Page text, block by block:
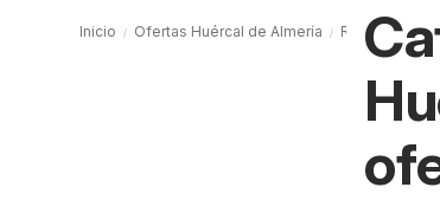
Inicio Ofertas Huércal de Almería Ropa,